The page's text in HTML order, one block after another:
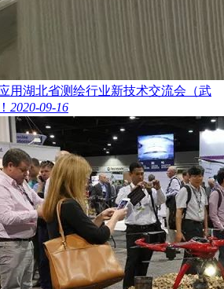
用湖北省测绘行业新技术交流会（武
2020-09-16